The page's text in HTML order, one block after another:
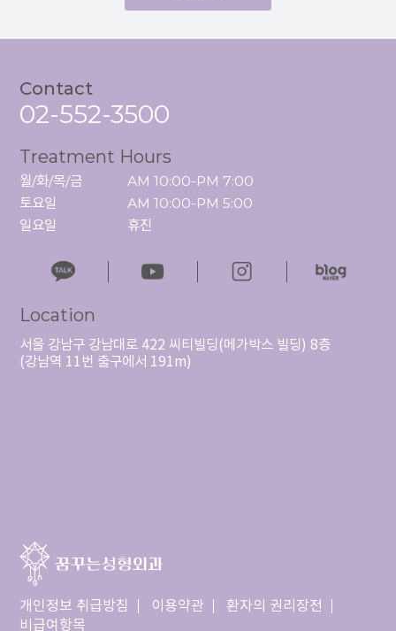
Contact
02-552-3500
Treatment Hours
월/화/목/금
토요일
일요일
AM 10:00-PM 7:00
AM 10:00-PM 5:00
휴진
Location
서울 강남구 강남대로 422 씨티빌딩(메가박스 빌딩) 8층
(강남역 11번 출구에서 191m)
개인정보 취급방침 이용약관
환자의 권리장전
비급여항목